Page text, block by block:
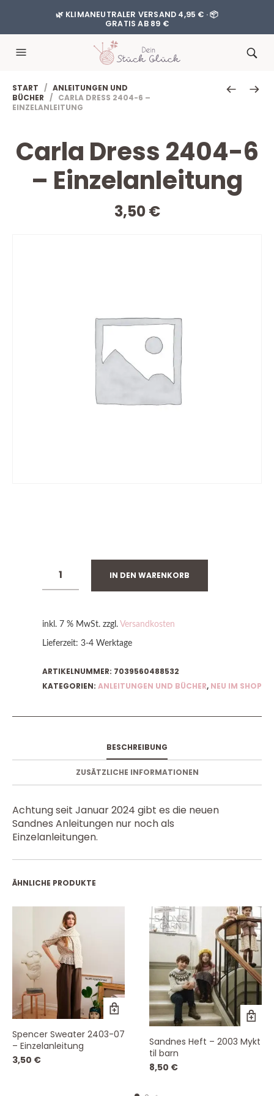
🌿 KLIMANEUTRALER VERSAND 4,95 € · 📦
GRATIS AB 89 €
START / ANLEITUNGEN UND
BÜCHER / CARLA DRESS 2404-6 –
EINZELANLEITUNG
Carla Dress 2404-6
– Einzelanleitung
3,50€
IN DEN WARENKORB
inkl. 7 % MwSt. zzgl. Versandkosten
Lieferzeit: 3-4 Werktage
ARTIKELNUMMER: 7039560488532
KATEGORIEN: ANLEITUNGEN UND BÜCHER, NEU IM SHOP
BESCHREIBUNG
ZUSÄTZLICHE INFORMATIONEN
Achtung seit Januar 2024 gibt es die neuen
Sandnes Anleitungen nur noch als
Einzelanleitungen.
ÄHNLICHE PRODUKTE
Spencer Sweater 2403-07
– Einzelanleitung
3,50 €
Sandnes Heft – 2003 Mykt
til barn
8,50 €